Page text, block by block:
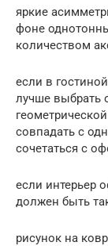
яркие
фоне
количеством
если в
лучше выбрать
совпадать с
сочетаться с
если интерьер
должен быть
рисунок на